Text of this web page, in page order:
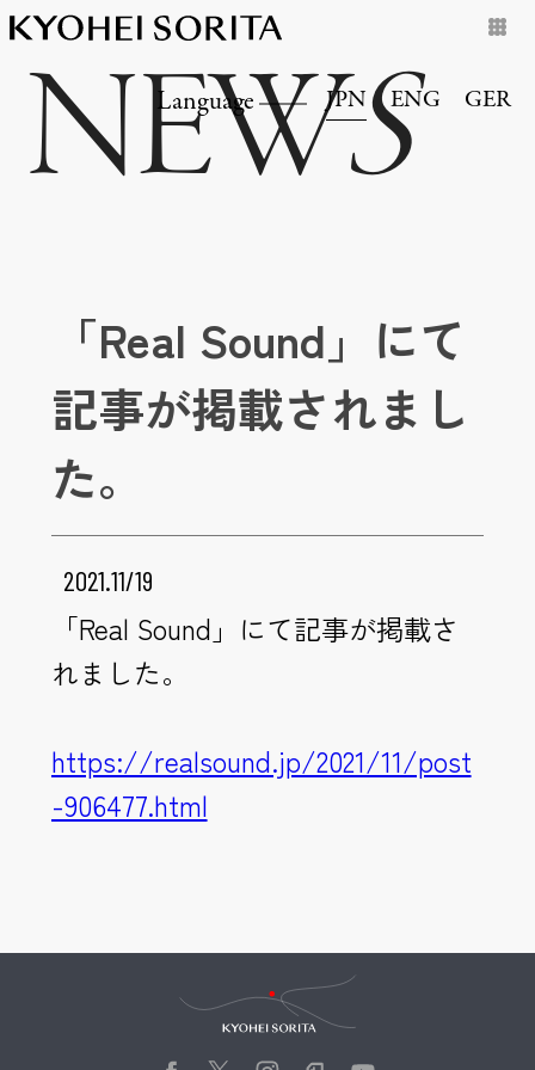
Language JPN ENG GER
NEWS
「Real Sound」にて
記事が掲載されまし
た。
2021.11/19
「Real Sound」にて記事が掲載さ
れました。
https://realsound.jp/2021/11/post
-906477.html